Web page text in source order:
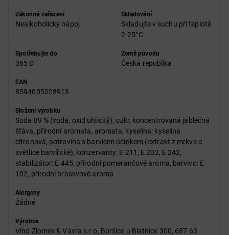
Zákonné zařazení
Nealkoholický nápoj
Skladování
Skladujte v suchu při teplotě
2-25°C
Spotřebujte do
365 D
Země původu
Česká republika
EAN
8594005028913
Složení výrobku
Soda 89 % (voda, oxid uhličitý), cukr, koncentrovaná jablečná
šťáva, přírodní aromata, aromata, kyselina: kyselina
citronová, potravina s barvícím účinkem (extrakt z mrkve a
světlice barvířské), konzervanty: E 211, E 202, E 242,
stabilizátor: E 445, přírodní pomerančové aroma, barvivo: E
102, přírodní broskvové aroma
Alergeny
Žádné
Výrobce
Víno Zlomek & Vávra s.r.o, Boršice u Blatnice 300, 687 63